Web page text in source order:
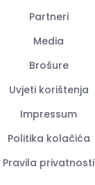
Partneri
Media
Brošure
Uvjeti korištenja
Impressum
Politika kolačića
Pravila privatnosti